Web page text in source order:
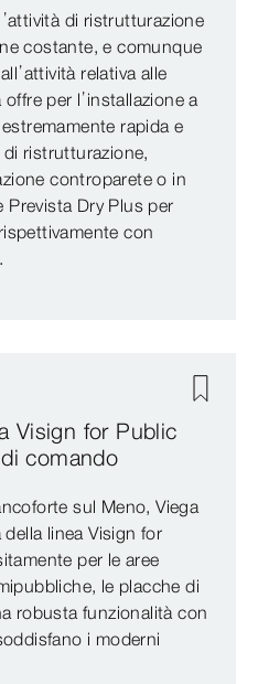
di ristrutturazione
costante, e comunque
relativa alle
per l’installazione a
rapida e
ristrutturazione,
controparete o in
Prevista Dry Plus per
con
Visign for Public
comando
sul Meno, Viega
linea Visign for
per le aree
le placche di
robusta funzionalità con
i moderni